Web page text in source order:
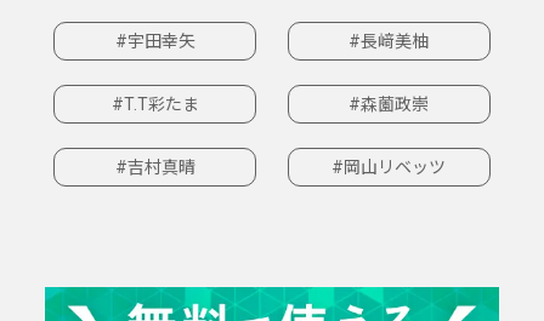
#宇田幸矢 #長﨑美柚
#T.T彩たま #森薗政崇
#吉村真晴 #岡山リベッツ